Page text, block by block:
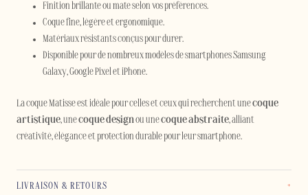
Finition brillante ou mate selon vos préférences.
Coque fine, légère et ergonomique.
Matériaux résistants conçus pour durer.
Disponible pour de nombreux modèles de smartphones Samsung
Galaxy, Google Pixel et iPhone.
La coque Matisse est idéale pour celles et ceux qui recherchent unecoque
artistique, unecoque designou unecoque abstraite, alliant
créativité, élégance et protection durable pour leur smartphone.
LIVRAISON & RETOURS